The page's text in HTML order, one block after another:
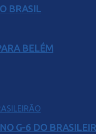
BRASIL
BELÉM
G-6 DO